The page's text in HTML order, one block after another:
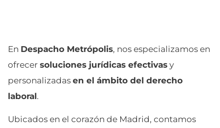
En Despacho Metrópolis, nos especializamos en
ofrecer soluciones jurídicas efectivas y
personalizadas en el ámbito del derecho
laboral.
Ubicados en el corazón de Madrid, contamos